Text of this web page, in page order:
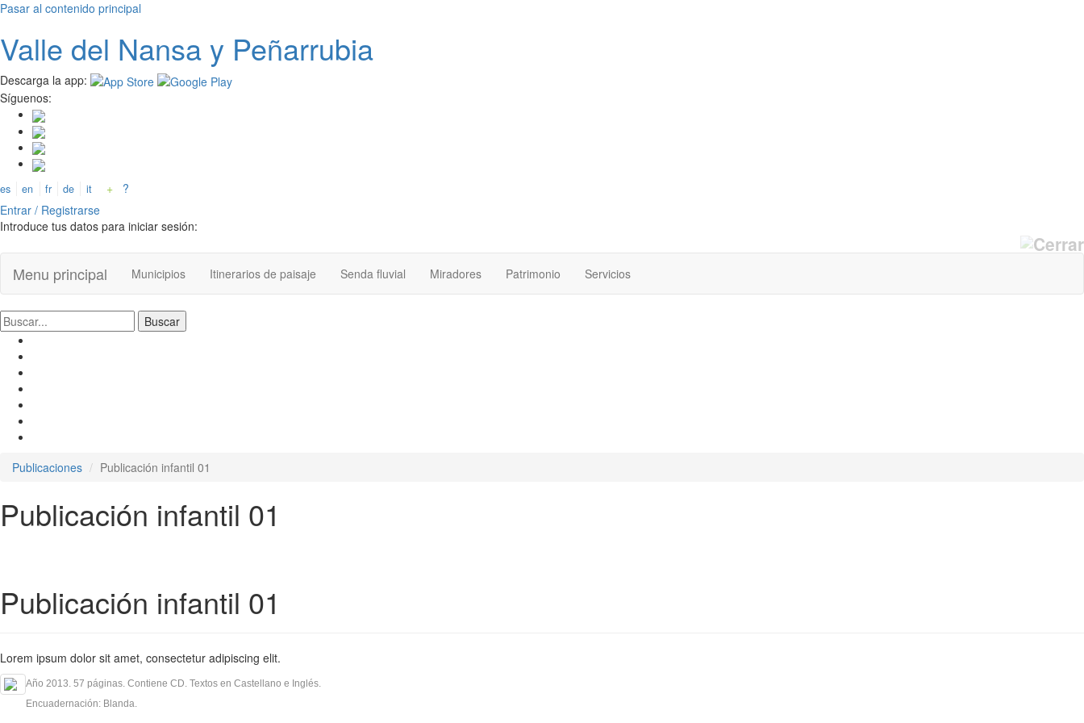
Pasar al contenido principal
Valle del Nansay Peñarrubia
Descarga la app:
Síguenos:
es en fr de it +
?
Entrar / Registrarse
Introduce tus datos para iniciar sesión:
Menu principal Municipios Itinerarios de paisaje Senda fluvial Miradores Patrimonio Servicios
Publicaciones Publicación infantil 01
Publicación infantil 01
Publicación infantil 01
Lorem ipsum dolor sit amet, consectetur adipiscing elit.
Año 2013. 57 páginas. Contiene CD. Textos en Castellano e Inglés.
Encuadernación: Blanda.